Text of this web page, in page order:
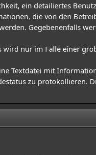
ein detailiertes
die von den
Gegebenenfalls
nur im Falle einer
Textdatei mit
zu protokollieren.